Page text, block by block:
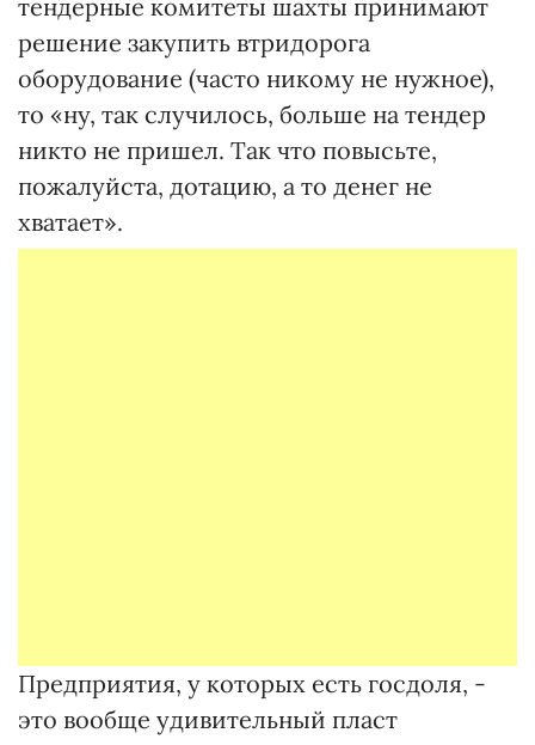
тендерные комитеты шахты принимают
решение закупить втридорога
оборудование (часто никому не нужное),
то «ну, так случилось, больше на тендер
никто не пришел. Так что повысьте,
пожалуйста, дотацию, а то денег не
хватает».
Предприятия, у которых есть госдоля, -
это вообще удивительный пласт